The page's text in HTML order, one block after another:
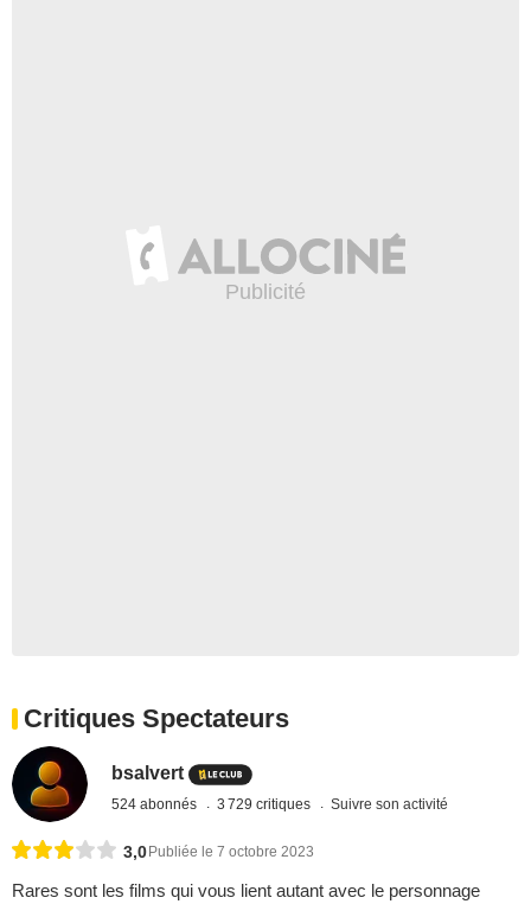
Critiques Spectateurs
bsalvert
524 abonnés 3 729 critiques Suivre son activité
3,0 Publiée le 7 octobre 2023
Rares sont les films qui vous lient autant avec le personnage